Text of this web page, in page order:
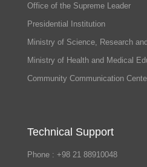
Office of the Supreme Leader
Presidential Institution
Ministry of Science, Research
Ministry of Health and Medical
Community Communication
Technical Support
Phone : +98 21 88910048